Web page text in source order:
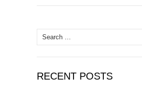
Search for:
RECENT POSTS